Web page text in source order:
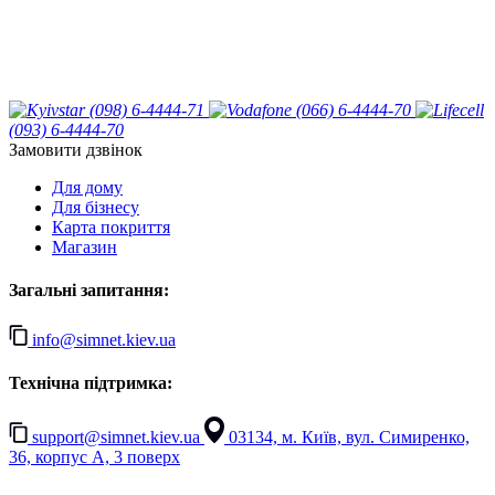
(098) 6-4444-71
(066) 6-4444-70
(093) 6-4444-70
Замовити дзвінок
Для дому
Для бізнесу
Карта покриття
Магазин
Загальні запитання:
info@simnet.kiev.ua
Технічна підтримка:
support@simnet.kiev.ua
03134, м. Київ, вул. Симиренко,
36, корпус А, 3 поверх